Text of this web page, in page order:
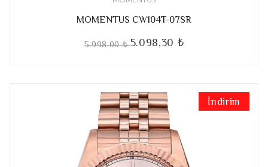
MOMENTUS CW104T-07SR
5.998,00 ₺5.098,30 ₺
İndirim